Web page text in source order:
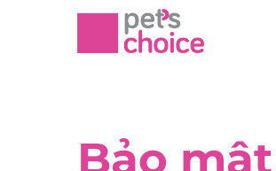
Bảo